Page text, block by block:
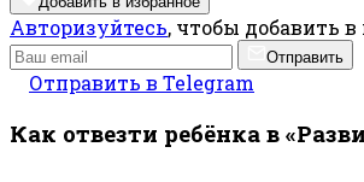
Авторизуйтесь, чтобы добавить в
Отправить
Отправить в Telegram
Как отвезти ребёнка в